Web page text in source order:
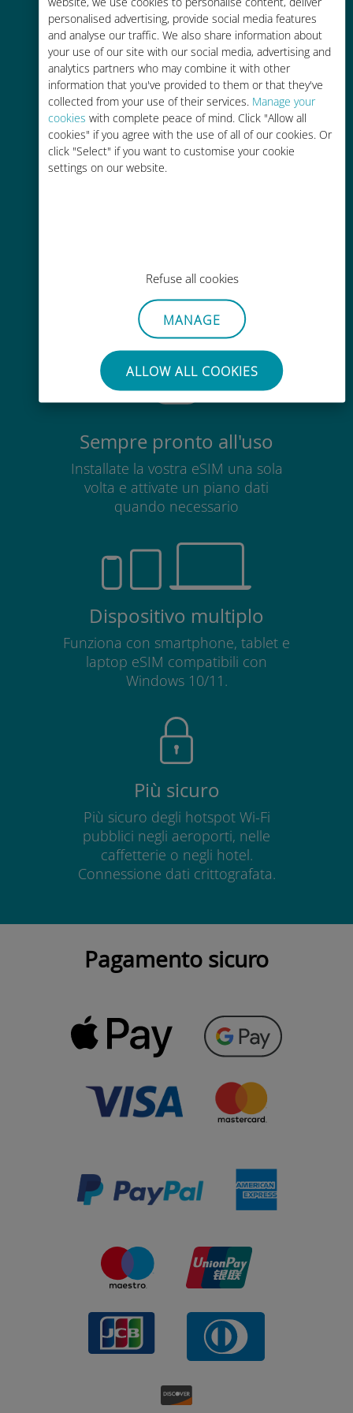
personalised advertising, provide social media features
and analyse our traffic. We also share information about
your use of our site with our social media, advertising and
analytics partners who may combine it with other
information that you've provided to them or that they've
collected from your use of their services. Manage your
cookies with complete peace of mind. Click "Allow all
cookies" if you agree with the use of all of our cookies. Or
click "Select" if you want to customise your cookie
settings on our website.
Refuse all cookies
MANAGE
ALLOW ALL COOKIES
operatore attuale
Ricarica facile
Ovunque tramite l'app Ubigi, anche
senza Wi-Fi o dati residui
Senza sforzo
Non è necessario rimuovere la
scheda SIM esistente
Sempre pronto all'uso
Installate la vostra eSIM una sola
volta e attivate un piano dati
quando necessario
Dispositivo multiplo
Funziona con smartphone, tablet e
laptop eSIM compatibili con
Windows 10/11.
Più sicuro
Più sicuro degli hotspot Wi-Fi
pubblici negli aeroporti, nelle
caffetterie o negli hotel.
Connessione dati crittografata.
Pagamento sicuro